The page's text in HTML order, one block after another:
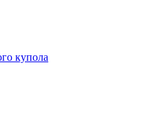
купола